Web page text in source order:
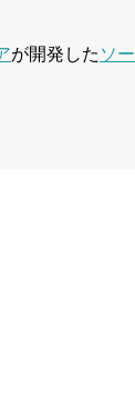
が開発した ソー